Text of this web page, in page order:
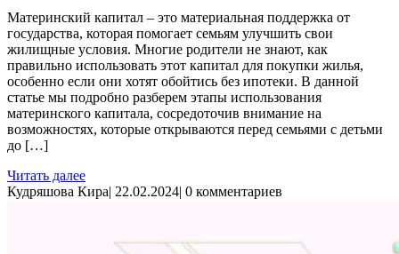
Материнский капитал – это материальная поддержка от
государства, которая помогает семьям улучшить свои
жилищные условия. Многие родители не знают, как
правильно использовать этот капитал для покупки жилья,
особенно если они хотят обойтись без ипотеки. В данной
статье мы подробно разберем этапы использования
материнского капитала, сосредоточив внимание на
возможностях, которые открываются перед семьями с детьми
до […]
Читать далее
Кудряшова Кира| 22.02.2024| 0 комментариев